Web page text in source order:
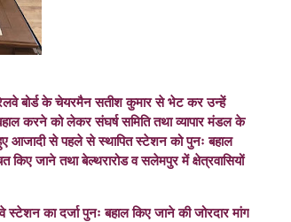
बोर्ड के चेयरमैन सतीश कुमार से भेट कर उन्हें
करने को लेकर संघर्ष समिति तथा व्यापार मंडल के
आजादी से पहले से स्थापित स्टेशन को पुनः बहाल
जाने तथा बेल्थरारोड व सलेमपुर में क्षेत्रवासियों
का दर्जा पुनः बहाल किए जाने की जोरदार मांग